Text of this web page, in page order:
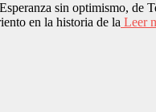
sin optimismo,
en la historia de la Leer